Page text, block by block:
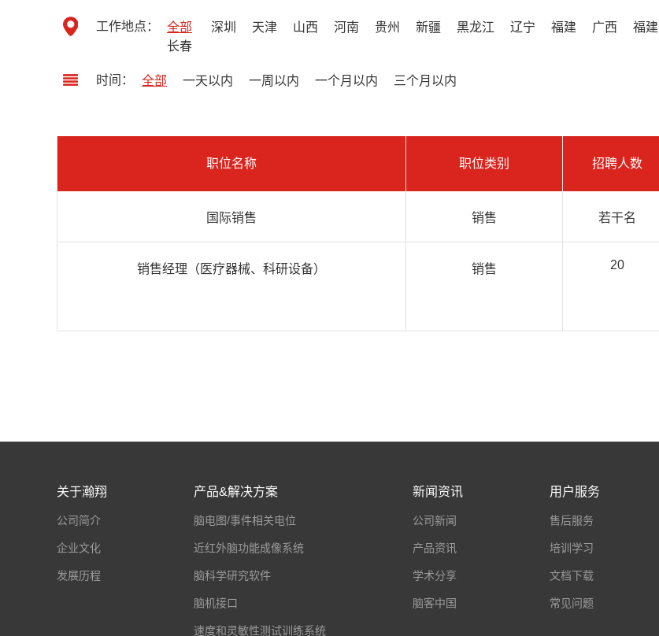
工作地点： 全部 深圳 天津 山西 河南 贵州 新疆 黑龙江 辽宁 福建 广西 福建
长春
时间： 全部 一天以内 一周以内 一个月以内 三个月以内
职位名称 职位类别 招聘人数
国际销售 销售 若干名
销售经理（医疗器械、科研设备） 销售 20
关于瀚翔
公司简介
企业文化
发展历程
产品&解决方案
脑电图/事件相关电位
近红外脑功能成像系统
脑科学研究软件
脑机接口
速度和灵敏性测试训练系统
新闻资讯
公司新闻
产品资讯
学术分享
脑客中国
用户服务
售后服务
培训学习
文档下载
常见问题